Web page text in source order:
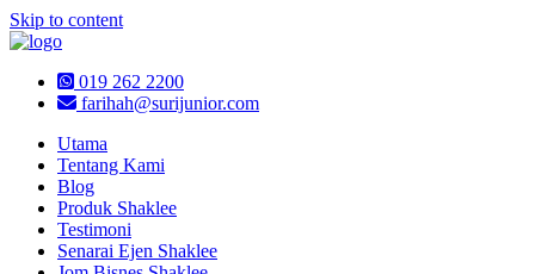
Skip to content
019 262 2200
farihah@surijunior.com
Utama
Tentang Kami
Blog
Produk Shaklee
Testimoni
Senarai Ejen Shaklee